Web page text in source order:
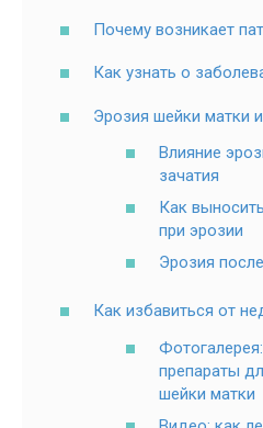
Почему возникает
Как узнать о
Эрозия шейки матки
Влияние
зачатия
Как
при эрозии
Эрозия
Как избавиться от
препараты
шейки матки